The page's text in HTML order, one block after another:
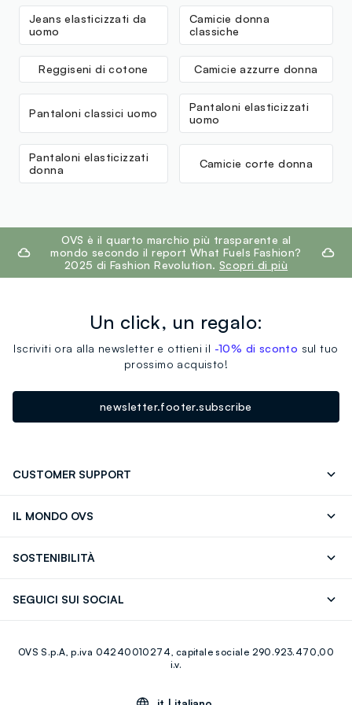
MADE IN BANGLADESH
Jeans elasticizzati da
uomo
Camicie donna
classiche
Reggiseni di cotone Camicie azzurre donna
Pantaloni classici uomo
Pantaloni elasticizzati
uomo
Pantaloni elasticizzati
donna
Camicie corte donna
footer.ariatitleOVS è il quarto marchio più trasparente al
mondo secondo il report What Fuels Fashion?
2025 di Fashion Revolution. Scopri di più
Un click, un regalo:
Iscriviti ora alla newsletter e ottieni il -10% di sconto sul tuo
prossimo acquisto!
newsletter.footer.subscribe
CUSTOMER SUPPORT
IL MONDO OVS
Giftcard
SOSTENIBILITÀ
SEGUICI SUI SOCIAL
Youtube Linkedin
OVS S.p.A, p.iva 04240010274, capitale sociale 290.923.470,00
i.v.